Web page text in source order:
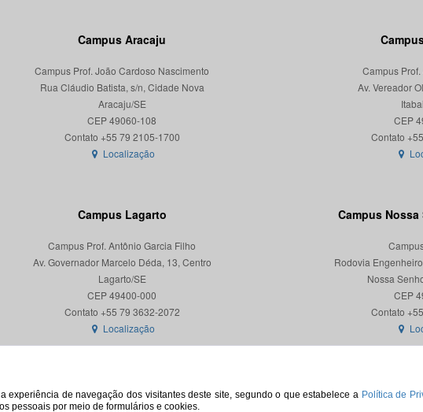
de navegação dos visitantes deste site, segundo o que estabelece a Política de
pessoais por meio de formulários e cookies.
Campus Aracaju
Campus Prof. João Cardoso Nascimento
Rua Cláudio Batista, s/n, Cidade Nova
Aracaju/SE
CEP 49060-108
Localização
Campus
Av. Vereador
CEP
Campus Lagarto
Campus Prof. Antônio Garcia Filho
Av. Governador Marcelo Déda, 13, Centro
Lagarto/SE
CEP 49400-000
Localização
Campus
Rodovia
Nossa
CEP